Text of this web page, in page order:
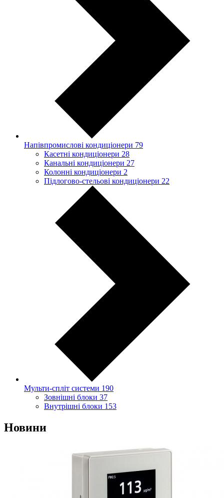
Напівпромислові кондиціонери 79
Касетні кондиціонери 28
Канальні кондиціонери 27
Колонні кондиціонери 2
Підлогово-стельові кондиціонери 22
Мульти-спліт системи 190
Зовнішні блоки 37
Внутрішні блоки 153
Новини